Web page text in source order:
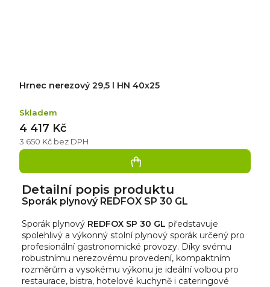
Hrnec nerezový 29,5 l HN 40x25
Skladem
3 650 Kč bez DPH
4 417 Kč
Detailní popis produktu
Sporák plynový REDFOX SP 30 GL
Sporák plynový REDFOX SP 30 GL představuje
spolehlivý a výkonný stolní plynový sporák určený pro
profesionální gastronomické provozy. Díky svému
robustnímu nerezovému provedení, kompaktním
rozměrům a vysokému výkonu je ideální volbou pro
restaurace, bistra, hotelové kuchyně i cateringové